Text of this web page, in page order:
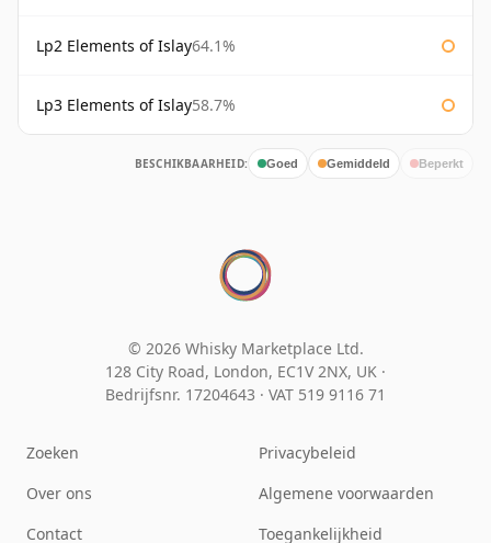
Lp2 Elements of Islay64.1%
Lp3 Elements of Islay58.7%
BESCHIKBAARHEID: Goed Gemiddeld Beperkt
© 2026 Whisky Marketplace Ltd.
128 City Road, London, EC1V 2NX, UK ·
Bedrijfsnr. 17204643 · VAT 519 9116 71
Zoeken
Over ons
Contact
Privacybeleid
Algemene voorwaarden
Toegankelijkheid